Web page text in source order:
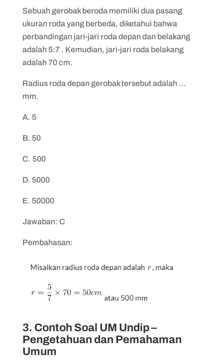
Sebuah gerobak beroda memiliki dua pasang
ukuran roda yang berbeda, diketahui bahwa
perbandingan jari-jari roda depan dan belakang
adalah 5:7 . Kemudian, jari-jari roda belakang
adalah 70 cm.
Radius roda depan gerobak tersebut adalah …
mm.
A. 5
B. 50
C. 500
D. 5000
E. 50000
Jawaban: C
Pembahasan:
3. Contoh Soal UM Undip –
Pengetahuan dan Pemahaman
Umum